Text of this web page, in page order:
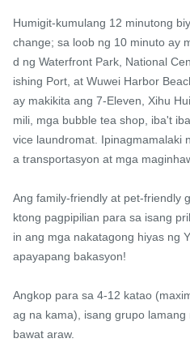
Humigit-kumulang 12 minutong
change; sa loob ng 10 minuto ay
d ng Waterfront Park, National
ishing Port, at Wuwei Harbor
ay makikita ang 7-Eleven, Xihu
mili, mga bubble tea shop, iba't
vice laundromat. Ipinagmamalaki
a transportasyon at mga
Ang family-friendly at pet-friendly
ktong pagpipilian para sa isang
in ang mga nakatagong hiyas ng
apayapang bakasyon!
Angkop para sa 4-12 katao
ag na kama), isang grupo
bawat araw.